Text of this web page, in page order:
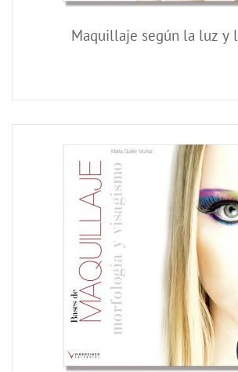
Maquillaje según la luz y